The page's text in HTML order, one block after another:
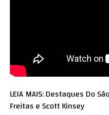
LEIA MAIS: Destaques Do
Freitas e Scott Kinsey